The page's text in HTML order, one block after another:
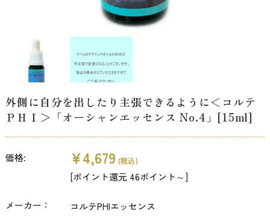
外側に自分を出したり主張できるように＜コルテ
ＰＨＩ＞「オーシャンエッセンス No.4」[15ml]
価格: ¥4,679 (税込)
[ポイント還元 46ポイント～]
メーカー：
コルテPHIエッセンス